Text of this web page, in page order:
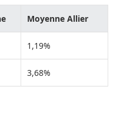
Moyenne Allier
1,19%
3,68%